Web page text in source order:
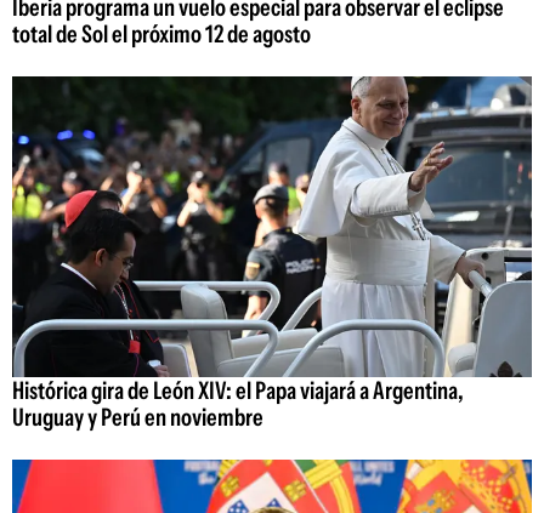
Iberia programa un vuelo especial para observar el eclipse
total de Sol el próximo 12 de agosto
Histórica gira de León XIV: el Papa viajará a Argentina,
Uruguay y Perú en noviembre